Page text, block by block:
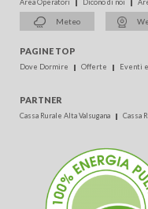
Area Operatori
Dicono di noi
Meteo
PAGINE TOP
Dove Dormire Offerte Eventi
PARTNER
Cassa Rurale Alta Valsugana Cassa